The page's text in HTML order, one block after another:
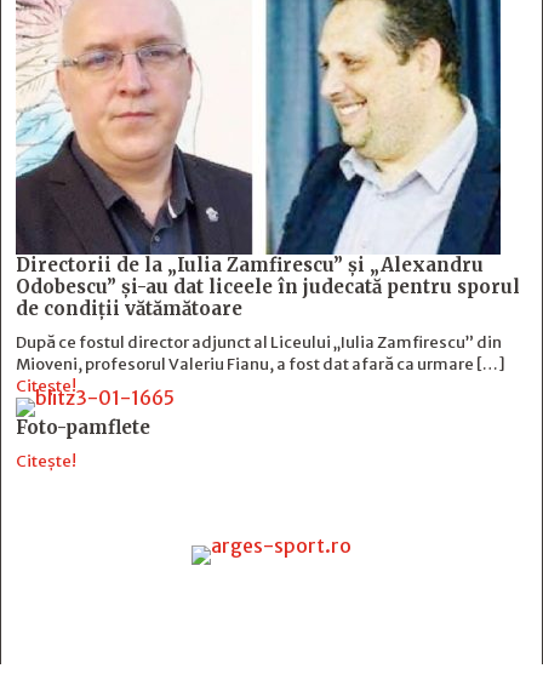
Directorii de la „Iulia Zamfirescu” și „Alexandru
Odobescu” și-au dat liceele în judecată pentru sporul
de condiții vătămătoare
După ce fostul director adjunct al Liceului „Iulia Zamfirescu” din
Mioveni, profesorul Valeriu Fianu, a fost dat afară ca urmare […]
Citește!
Foto-pamflete
Citește!